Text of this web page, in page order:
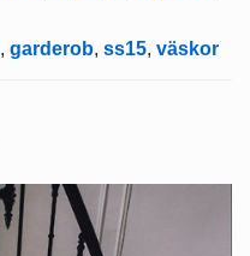
, garderob, ss15, väskor